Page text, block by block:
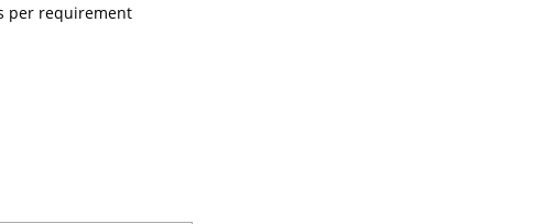
per requirement